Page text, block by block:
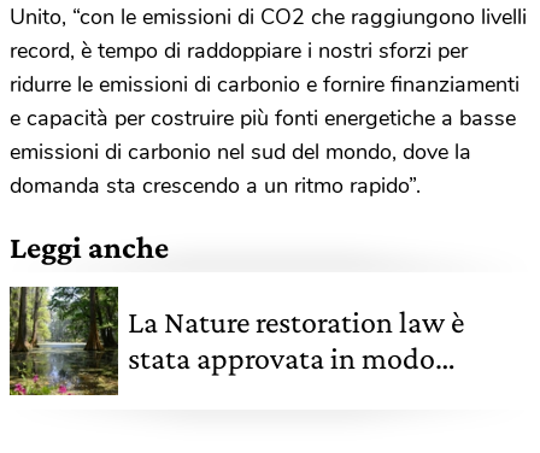
Unito, “con le emissioni di CO2 che raggiungono livelli
record, è tempo di raddoppiare i nostri sforzi per
ridurre le emissioni di carbonio e fornire finanziamenti
e capacità per costruire più fonti energetiche a basse
emissioni di carbonio nel sud del mondo, dove la
domanda sta crescendo a un ritmo rapido”.
Leggi anche
La Nature restoration law è
stata approvata in modo